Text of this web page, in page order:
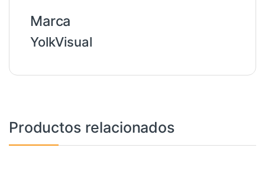
Marca
YolkVisual
Productos relacionados